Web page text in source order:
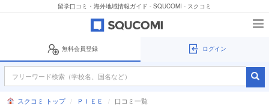
留学口コミ・海外地域情報ガイド - SQUCOMI - スクコミ
無料会員登録 ログイン
スクコミ トップ ＰＩＥＥ 口コミ一覧